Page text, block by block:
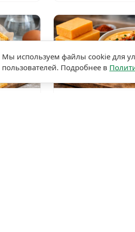
Мы используем файлы cookie для
пользователей. Подробнее в